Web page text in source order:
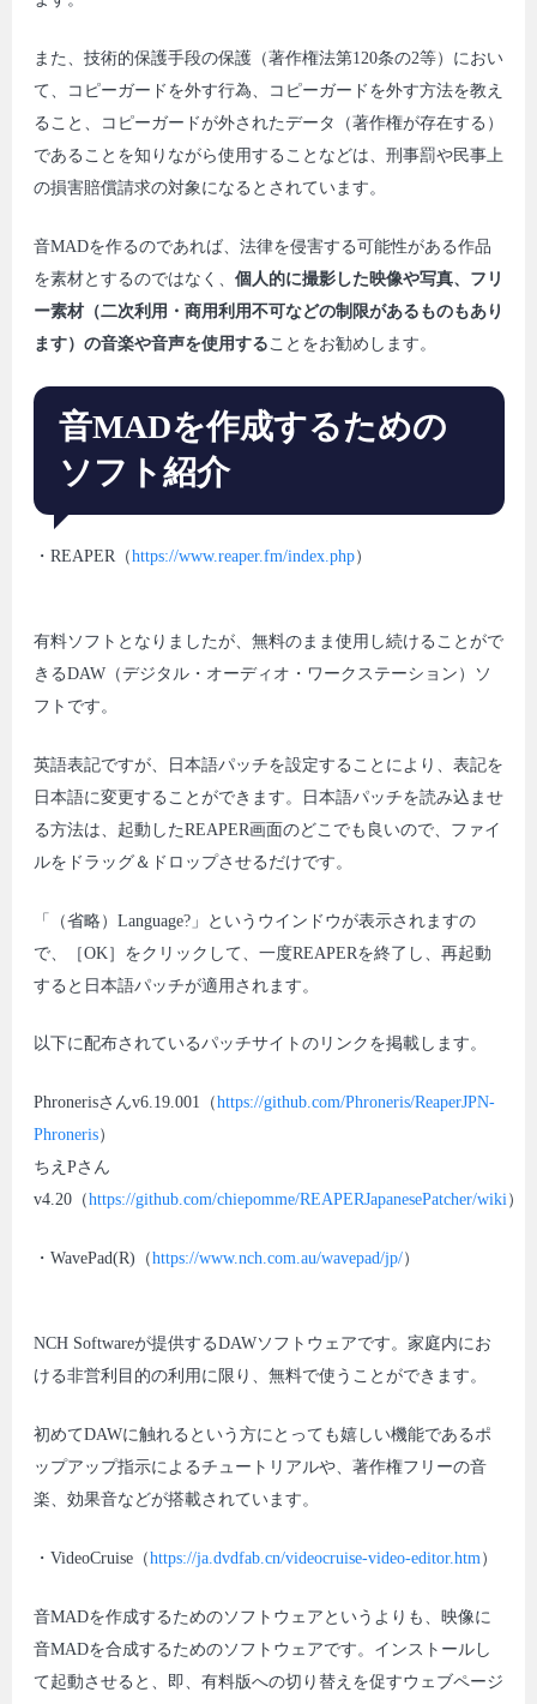
また、技術的保護手段の保護（著作権法第120条の2等）におい
て、コピーガードを外す行為、コピーガードを外す方法を教え
ること、コピーガードが外されたデータ（著作権が存在する）
であることを知りながら使用することなどは、刑事罰や民事上
の損害賠償請求の対象になるとされています。
音MADを作るのであれば、法律を侵害する可能性がある作品
を素材とするのではなく、 個人的に撮影した映像や写真、フリ
ー素材（二次利用・商用利用不可などの制限があるものもあり
ます）の音楽や音声を使用する ことをお勧めします。
音MADを作成するための
ソフト紹介
・REAPER（https://www.reaper.fm/index.php）
有料ソフトとなりましたが、無料のまま使用し続けることがで
きるDAW（デジタル・オーディオ・ワークステーション）ソ
フトです。
英語表記ですが、日本語パッチを設定することにより、表記を
日本語に変更することができます。日本語パッチを読み込ませ
る方法は、起動したREAPER画面のどこでも良いので、ファイ
ルをドラッグ＆ドロップさせるだけです。
「（省略）Language?」というウインドウが表示されますの
で、［OK］をクリックして、一度REAPERを終了し、再起動
すると日本語パッチが適用されます。
以下に配布されているパッチサイトのリンクを掲載します。
Phronerisさんv6.19.001（https://github.com/Phroneris/ReaperJPN-
Phroneris）
ちえPさん
v4.20（https://github.com/chiepomme/REAPERJapanesePatcher/wiki）
・WavePad(R)（https://www.nch.com.au/wavepad/jp/）
NCH Softwareが提供するDAWソフトウェアです。家庭内にお
ける非営利目的の利用に限り、無料で使うことができます。
初めてDAWに触れるという方にとっても嬉しい機能であるポ
ップアップ指示によるチュートリアルや、著作権フリーの音
楽、効果音などが搭載されています。
・VideoCruise（https://ja.dvdfab.cn/videocruise-video-editor.htm ）
音MADを作成するためのソフトウェアというよりも、映像に
音MADを合成するためのソフトウェアです。インストールし
て起動させると、即、有料版への切り替えを促すウェブページ